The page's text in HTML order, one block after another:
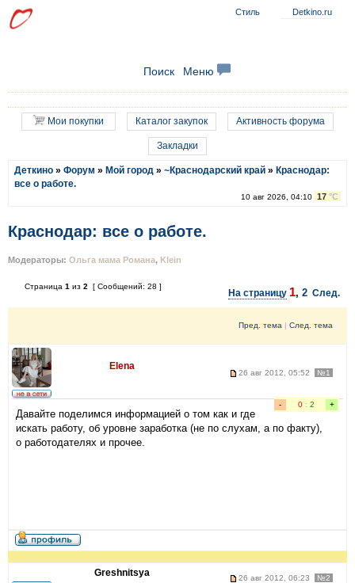
Detkino.ru
Стиль
Поиск Меню
Мои покупки Каталог закупок Активность форума
Закладки
Деткино » Форум » Мой город » ~Краснодарский край » Краснодар:
все о работе.
10 авг 2026, 04:10 17 °C
Краснодар: все о работе.
Модераторы: Ольга мама Романа, Klein
Страница 1 из 2 [ Сообщений: 28 ]
На страницу 1, 2 След.
Пред. тема | След. тема
Elena
26 авг 2012, 05:52 №1
- 0: 2 +
Давайте поделимся информацией о том как и где
искать работу, об уровне заработка (не по слухам, а по факту),
о работодателях и прочее.
Greshnitsya
26 авг 2012, 06:23 №2